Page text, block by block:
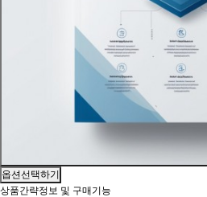
옵션선택하기
상품간략정보 및 구매기능